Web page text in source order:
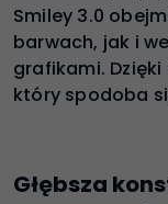
Smiley 3.0
barwach, jak i
grafikami.
który spodoba
Głębsza